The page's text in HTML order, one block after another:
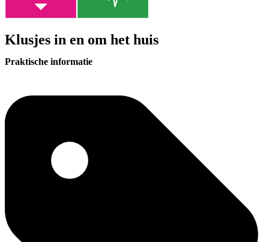
Klusjes in en om het huis
Praktische informatie